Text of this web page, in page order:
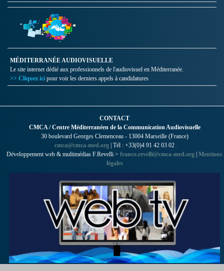
MÉDITERRANÉE AUDIOVISUELLE
Le site internet dédié aux professionnels de l'audiovisuel en Méditerranée.
>> Cliquez ici pour voir les derniers appels à candidatures
CONTACT
CMCA / Centre Méditerranéen de la Communication Audiovisuelle
30 boulevard Georges Clemenceau - 13004 Marseille (France)
cmca@cmca-med.org | Tél : +33(0)4 91 42 03 02
Développement web & multimédias F.Revelli > franco.revelli@cmca-med.org | Mentions
légales